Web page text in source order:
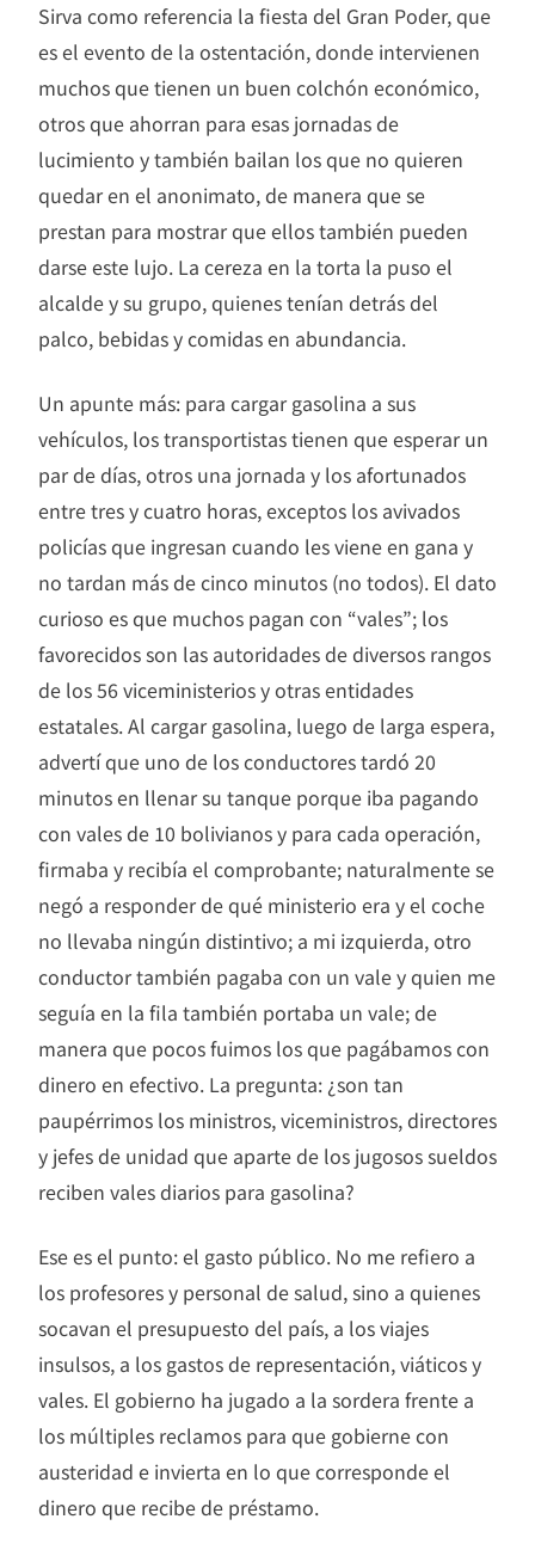
Sirva como referencia la fiesta del Gran Poder, que
es el evento de la ostentación, donde intervienen
muchos que tienen un buen colchón económico,
otros que ahorran para esas jornadas de
lucimiento y también bailan los que no quieren
quedar en el anonimato, de manera que se
prestan para mostrar que ellos también pueden
darse este lujo. La cereza en la torta la puso el
alcalde y su grupo, quienes tenían detrás del
palco, bebidas y comidas en abundancia.
Un apunte más: para cargar gasolina a sus
vehículos, los transportistas tienen que esperar un
par de días, otros una jornada y los afortunados
entre tres y cuatro horas, exceptos los avivados
policías que ingresan cuando les viene en gana y
no tardan más de cinco minutos (no todos). El dato
curioso es que muchos pagan con “vales”; los
favorecidos son las autoridades de diversos rangos
de los 56 viceministerios y otras entidades
estatales. Al cargar gasolina, luego de larga espera,
advertí que uno de los conductores tardó 20
minutos en llenar su tanque porque iba pagando
con vales de 10 bolivianos y para cada operación,
firmaba y recibía el comprobante; naturalmente se
negó a responder de qué ministerio era y el coche
no llevaba ningún distintivo; a mi izquierda, otro
conductor también pagaba con un vale y quien me
seguía en la fila también portaba un vale; de
manera que pocos fuimos los que pagábamos con
dinero en efectivo. La pregunta: ¿son tan
paupérrimos los ministros, viceministros, directores
y jefes de unidad que aparte de los jugosos sueldos
reciben vales diarios para gasolina?
Ese es el punto: el gasto público. No me refiero a
los profesores y personal de salud, sino a quienes
socavan el presupuesto del país, a los viajes
insulsos, a los gastos de representación, viáticos y
vales. El gobierno ha jugado a la sordera frente a
los múltiples reclamos para que gobierne con
austeridad e invierta en lo que corresponde el
dinero que recibe de préstamo.